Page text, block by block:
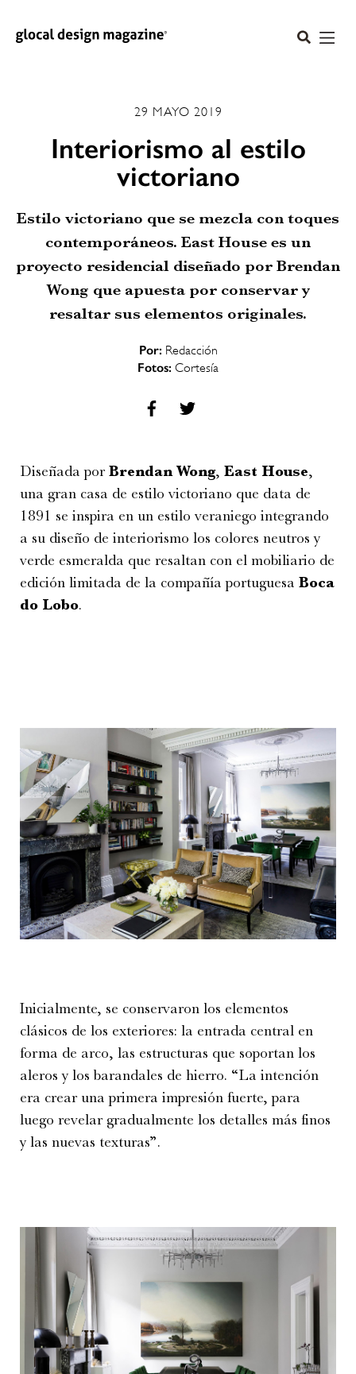
29 MAYO 2019
Interiorismo al estilo
victoriano
Estilo victoriano que se mezcla con toques
contemporáneos. East House es un
proyecto residencial diseñado por Brendan
Wong que apuesta por conservar y
resaltar sus elementos originales.
Por: Redacción
Fotos: Cortesía
Diseñada por Brendan Wong, East House,
una gran casa de estilo victoriano que data de
1891 se inspira en un estilo veraniego integrando
a su diseño de interiorismo los colores neutros y
verde esmeralda que resaltan con el mobiliario de
edición limitada de la compañía portuguesa Boca
do Lobo.
Inicialmente, se conservaron los elementos
clásicos de los exteriores: la entrada central en
forma de arco, las estructuras que soportan los
aleros y los barandales de hierro. “La intención
era crear una primera impresión fuerte, para
luego revelar gradualmente los detalles más finos
y las nuevas texturas”.